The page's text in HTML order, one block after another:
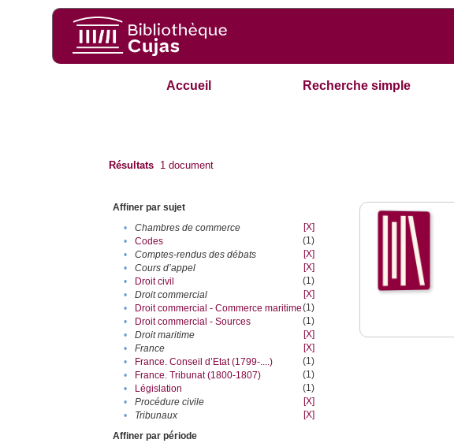
Accueil Recherche simple
Résultats 1 document
Affiner par sujet
•
Chambres de commerce
[X]
•
Codes
(1)
•
Comptes-rendus des débats
[X]
•
Cours d’appel
[X]
•
Droit civil
(1)
•
Droit commercial
[X]
•
Droit commercial - Commerce maritime(1)
•
Droit commercial - Sources
(1)
•
Droit maritime
[X]
•
France
[X]
•
France. Conseil d’Etat (1799-....)
(1)
•
France. Tribunat (1800-1807)
(1)
•
Législation
(1)
•
Procédure civile
[X]
•
Tribunaux
[X]
Affiner par période